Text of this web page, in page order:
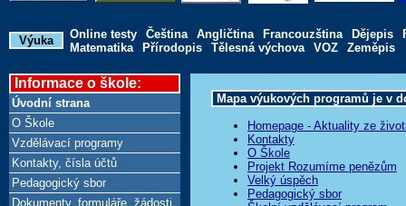
Výuka Online testy Čeština Angličtina Francouzština Dějepis
Matematika
Přírodopis Tělesná výchova VOZ Zeměpis
Mapa výukových programů je v
Homepage - Aktuality ze
Kontakty
O Škole
Projekt Rozumíme penězům
Velký úspěch
Pedagogický sbor
Informace o škole:
Úvodní strana
O Škole
Vzdělávací programy
Kontakty, čísla účtů
Pedagogický sbor
Dokumenty, formuláře, žádosti